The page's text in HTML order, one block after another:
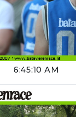
6:45:10 AM